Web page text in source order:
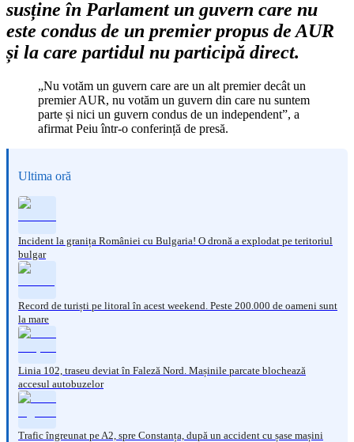
susține în Parlament un guvern care nu
este condus de un premier propus de AUR
și la care partidul nu participă direct.
„Nu votăm un guvern care are un alt premier decât un
premier AUR, nu votăm un guvern din care nu suntem
parte și nici un guvern condus de un independent”, a
afirmat Peiu într-o conferință de presă.
Ultima oră
Incident la granița României cu Bulgaria! O dronă a explodat pe teritoriul
bulgar
Record de turiști pe litoral în acest weekend. Peste 200.000 de oameni sunt
la mare
Linia 102, traseu deviat în Faleză Nord. Mașinile parcate blochează
accesul autobuzelor
Trafic îngreunat pe A2, spre Constanța, după un accident cu șase mașini